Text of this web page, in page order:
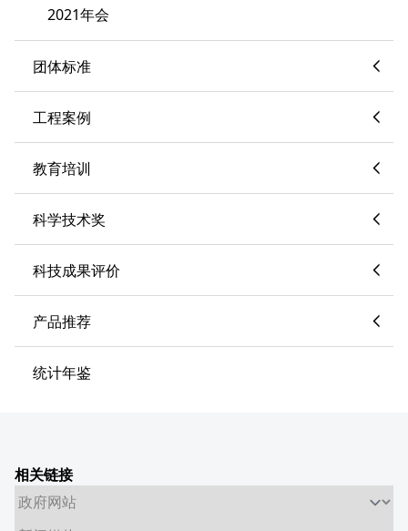
2021年会
团体标准
工程案例
教育培训
科学技术奖
科技成果评价
产品推荐
统计年鉴
相关链接